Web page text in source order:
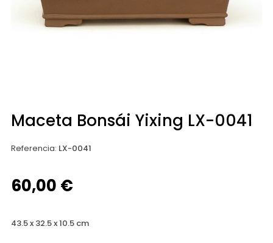
Maceta Bonsái Yixing LX-0041
Referencia: LX-0041
60,00 €
43.5 x 32.5 x 10.5 cm